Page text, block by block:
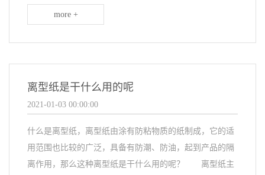
more +
离型纸是干什么用的呢
2021-01-03 00:00:00
什么是离型纸，离型纸由涂有防粘物质的纸制成，它的适
用范围也比较的广泛，具备有防潮、防油，起到产品的隔
离作用，那么这种离型纸是干什么用的呢？ 离型纸主